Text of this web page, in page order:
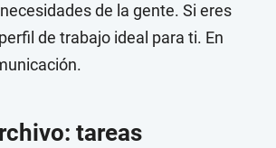
de la gente. Si eres
de trabajo ideal para ti. En
tareas